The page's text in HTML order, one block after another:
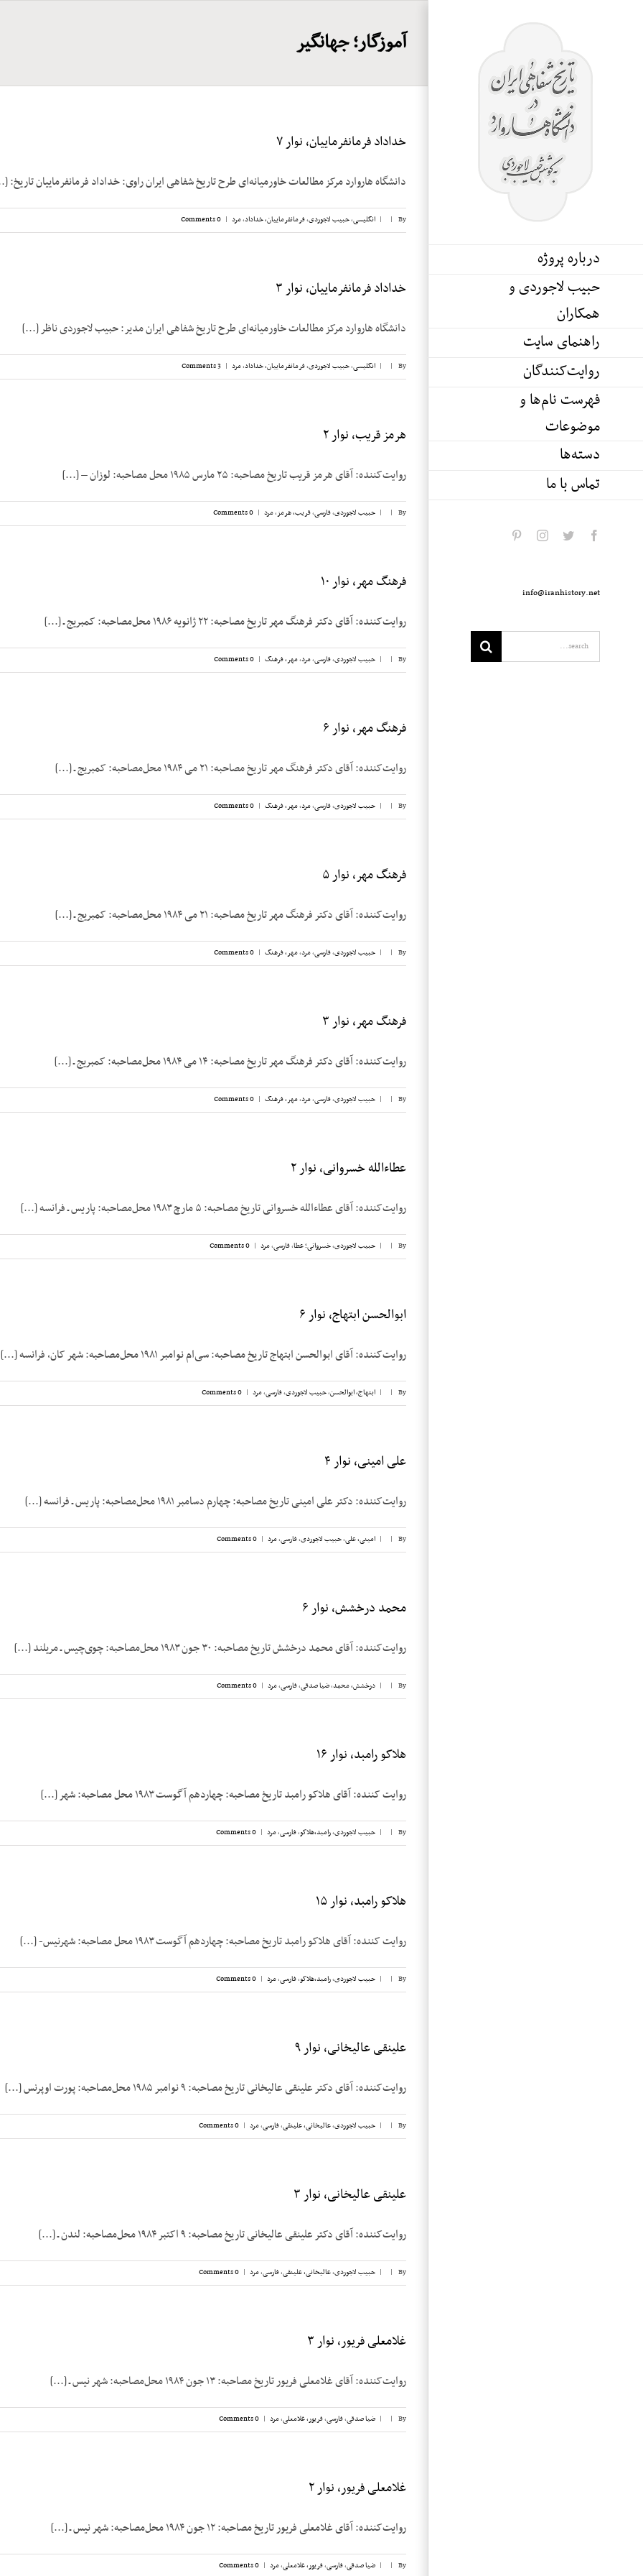
درباره پروژه
حبیب لاجوردی و
همکاران
راهنمای سایت
روایت‌کنندگان
فهرست نام‌ها و
موضوعات
دسته‌ها
تماس با ما
facebook
twitter
instagram
info@iranhistory.net
آموزگار؛ جهانگیر
خداداد فرمانفرماییان، نوار ۷
دانشگاه هاروارد مرکز مطالعات خاورمیانه‌ای طرح تاریخ شفاهی ایران راوی: خداداد فرمانفرماییان تاریخ:
By
|
| انگلیسی,حبیب لاجوردی,فرمانفرماییان، خداداد,مرد |
0 Comments
خداداد فرمانفرماییان، نوار ۳
دانشگاه هاروارد مرکز مطالعات خاورمیانه‌ای طرح تاریخ شفاهی ایران مدیر: حبیب لاجوردی ناظر [...]
By
|
| انگلیسی,حبیب لاجوردی,فرمانفرماییان، خداداد,مرد |
3 Comments
هرمز قریب، نوار ۲
روایت‌کننده: آقای هرمز قریب تاریخ مصاحبه: ۲۵ مارس ۱۹۸۵ محل مصاحبه: لوزان – [...]
By
|
| حبیب لاجوردی,فارسی,قریب، هرمز,مرد |
0 Comments
فرهنگ مهر، نوار ۱۰
روایت‌کننده: آقای دکتر فرهنگ مهر تاریخ مصاحبه: ۲۲ ژانویه ۱۹۸۶ محل‌مصاحبه: کمبریج ـ [...]
By
|
| حبیب لاجوردی,فارسی,مرد,مهر، فرهنگ |
0 Comments
فرهنگ مهر، نوار ۶
روایت‌کننده: آقای دکتر فرهنگ مهر تاریخ مصاحبه: ۲۱ می ۱۹۸۴ محل‌مصاحبه: کمبریج ـ [...]
By
|
| حبیب لاجوردی,فارسی,مرد,مهر، فرهنگ |
0 Comments
فرهنگ مهر، نوار ۵
روایت‌کننده: آقای دکتر فرهنگ مهر تاریخ مصاحبه: ۲۱ می ۱۹۸۴ محل‌مصاحبه: کمبریج ـ [...]
By
|
| حبیب لاجوردی,فارسی,مرد,مهر، فرهنگ |
0 Comments
فرهنگ مهر، نوار ۳
روایت‌کننده: آقای دکتر فرهنگ مهر تاریخ مصاحبه: ۱۴ می ۱۹۸۴ محل‌مصاحبه: کمبریج ـ [...]
By
|
| حبیب لاجوردی,فارسی,مرد,مهر، فرهنگ |
0 Comments
عطاءالله خسروانی، نوار ۲
روایت‌کننده: آقای عطاءالله خسروانی تاریخ مصاحبه: ۵ مارچ ۱۹۸۳ محل‌مصاحبه: پاریس ـ فرانسه [...]
By
|
| حبیب لاجوردی,خسروانی؛ عطا,فارسی,مرد |
0 Comments
ابوالحسن ابتهاج، نوار ۶
روایت‌کننده: آقای ابوالحسن ابتهاج تاریخ مصاحبه: سی‌ام نوامبر ۱۹۸۱ محل‌مصاحبه: شهر کان، فرانسه [...]
By
|
| ابتهاج، ابوالحسن,حبیب لاجوردی,فارسی,مرد |
0 Comments
علی امینی، نوار ۴
روایت‌کننده: دکتر علی امینی تاریخ مصاحبه: چهارم دسامبر ۱۹۸۱ محل‌مصاحبه: پاریس ـ فرانسه [...]
By
|
| امینی، علی,حبیب لاجوردی,فارسی,مرد |
0 Comments
محمد درخشش، نوار ۶
روایت‌کننده: آقای محمد درخشش تاریخ مصاحبه: ۳۰ جون ۱۹۸۳ محل‌مصاحبه: چوی‌چیس ـ مریلند [...]
By
|
| درخشش،‌ محمد,ضیا صدقی,فارسی,مرد |
0 Comments
هلاکو رامبد، نوار ۱۶
روایت کننده: آقای هلاکو رامبد تاریخ مصاحبه: چهاردهم آگوست ۱۹۸۳ محل مصاحبه: شهر [...]
By
|
| حبیب لاجوردی,رامبد،‌هلاکو,فارسی,مرد |
0 Comments
هلاکو رامبد، نوار ۱۵
روایت کننده: آقای هلاکو رامبد تاریخ مصاحبه: چهاردهم آگوست ۱۹۸۳ محل مصاحبه: شهرنیس- [...]
By
|
| حبیب لاجوردی,رامبد،‌هلاکو,فارسی,مرد |
0 Comments
علینقی عالیخانی، نوار ۹
روایت‌کننده: آقای دکتر علینقی عالیخانی تاریخ مصاحبه: ۹ نوامبر ۱۹۸۵ محل‌مصاحبه: پورت اوپرنس [...]
By
|
| حبیب لاجوردی,عالیخانی، علینقی,فارسی,مرد |
0 Comments
علینقی عالیخانی، نوار ۳
روایت‌کننده: آقای دکتر علینقی عالیخانی تاریخ مصاحبه: ۹ اکتبر ۱۹۸۴ محل‌مصاحبه: لندن ـ [...]
By
|
| حبیب لاجوردی,عالیخانی، علینقی,فارسی,مرد |
0 Comments
غلامعلی فریور، نوار ۳
روایت‌کننده: آقای غلامعلی فریور تاریخ مصاحبه: ۱۳ جون ۱۹۸۴ محل‌مصاحبه: شهر نیس ـ [...]
By
|
| ضیا صدقی,فارسی,فریور، غلامعلی,مرد |
0 Comments
غلامعلی فریور، نوار ۲
روایت‌کننده: آقای غلامعلی فریور تاریخ مصاحبه: ۱۲ جون ۱۹۸۴ محل‌مصاحبه: شهر نیس ـ [...]
By
|
| ضیا صدقی,فارسی,فریور، غلامعلی,مرد |
0 Comments